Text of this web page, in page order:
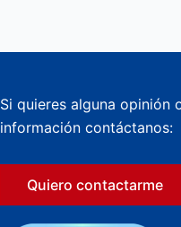
Si quieres alguna opinión
información contáctanos:
Quiero contactarme